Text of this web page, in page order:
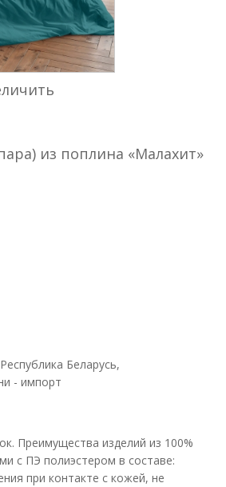
из поплина «Малахит»
Беларусь,
- импорт
Преимущества изделий из 100%
с ПЭ полиэстером в составе:
при контакте с кожей, не